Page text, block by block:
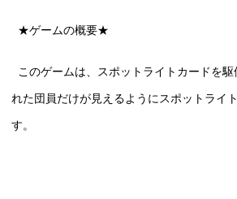
★ゲームの概要★
このゲームは、スポットライトカードを
れた団員だけが見えるようにスポットライ
す。